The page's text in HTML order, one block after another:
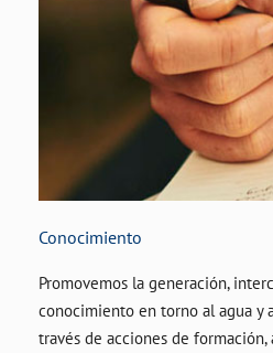
Conocimiento
Promovemos la generación,
conocimiento en torno al agua y
través de acciones de